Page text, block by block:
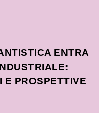
ENTRA
E PROSPETTIVE